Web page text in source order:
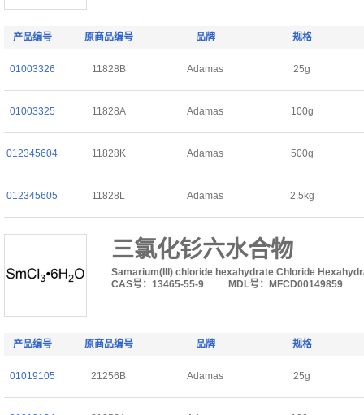
产品编号 原商品编号 品牌 规格
01003326 11828B Adamas 25g
01003325 11828A Adamas 100g
012345604 11828K Adamas 500g
012345605 11828L Adamas 2.5kg
三氯化钐六水合物
Samarium(III) chloride hexahydrate Chloride
CAS号：13465-55-9
MDL号：MFCD00149859
产品编号 原商品编号 品牌 规格
01019105 21256B Adamas 25g